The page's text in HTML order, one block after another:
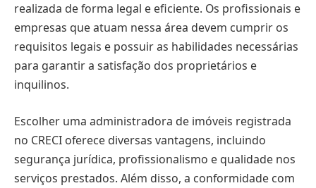
realizada de forma legal e eficiente. Os profissionais e
empresas que atuam nessa área devem cumprir os
requisitos legais e possuir as habilidades necessárias
para garantir a satisfação dos proprietários e
inquilinos.
Escolher uma administradora de imóveis registrada
no CRECI oferece diversas vantagens, incluindo
segurança jurídica, profissionalismo e qualidade nos
serviços prestados. Além disso, a conformidade com